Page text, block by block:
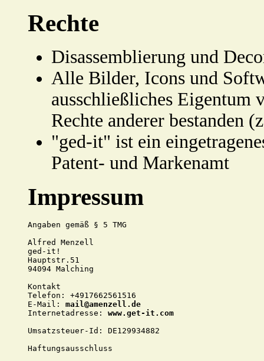
Rechte
Disassemblierung und
Alle Bilder, Icons und
ausschließliches
Rechte anderer bestanden
"ged-it" ist ein
Patent- und Markenamt
Impressum
Angaben gemäß § 5 TMG
Alfred Menzell
ged-it!
Hauptstr.51
94094 Malching
Kontakt
Telefon: +4917662561516
E-Mail: mail@amenzell.de
Internetadresse: www.get-it.com
Umsatzsteuer-Id: DE129934882
Haftungsausschluss